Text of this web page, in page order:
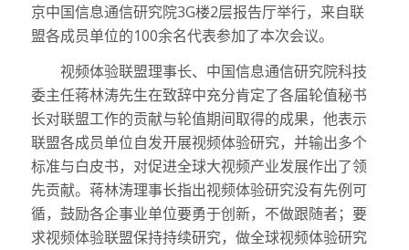
京中国信息通信研究院3G楼2层报告厅举行，来自联
盟各成员单位的100余名代表参加了本次会议。
视频体验联盟理事长、中国信息通信研究院科技
委主任蒋林涛先生在致辞中充分肯定了各届轮值秘书
长对联盟工作的贡献与轮值期间取得的成果，他表示
联盟各成员单位自发开展视频体验研究，并输出多个
标准与白皮书，对促进全球大视频产业发展作出了领
先贡献。蒋林涛理事长指出视频体验研究没有先例可
循，鼓励各企事业单位要勇于创新，不做跟随者；要
求视频体验联盟保持持续研究，做全球视频体验研究